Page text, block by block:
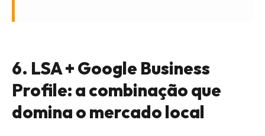
6. LSA + Google Business
Profile: a combinação que
domina o mercado local